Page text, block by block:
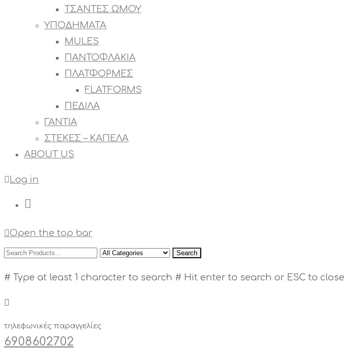
ΤΣΑΝΤΕΣ ΩΜΟΥ
ΥΠΟΔΗΜΑΤΑ
MULES
ΠΑΝΤΟΦΛΑΚΙΑ
ΠΛΑΤΦΟΡΜΕΣ
FLATFORMS
ΠΕΔΙΛΑ
ΓΑΝΤΙΑ
ΣΤΕΚΕΣ – ΚΑΠΕΛΑ
ABOUT US
Log in
Open the top bar
Search
# Type at least 1 character to search # Hit enter to search or ESC to close
τηλεφωνικές παραγγελίες
6908602702